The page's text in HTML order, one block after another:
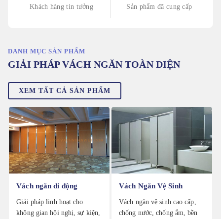
Khách hàng tin tưởng Sản phẩm đã cung cấp
DANH MỤC SẢN PHẨM
GIẢI PHÁP VÁCH NGĂN TOÀN DIỆN
XEM TẤT CẢ SẢN PHẨM
Vách ngăn di động
Giải pháp linh hoạt cho
không gian hội nghị, sự kiện,
Vách Ngăn Vệ Sinh
Vách ngăn vệ sinh cao cấp,
chống nước, chống ẩm, bền